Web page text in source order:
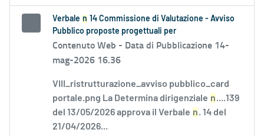
Verbale n 14 Commissione di Valutazione - Avviso
Pubblico proposte progettuali per
Contenuto Web - Data di Pubblicazione 14-
mag-2026 16.36
VIII_ristrutturazione_avviso pubblico_card
portale.png La Determina dirigenziale n....139
del 13/05/2026 approva il Verbale n. 14 del
21/04/2026...